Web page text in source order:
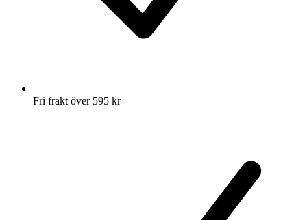
Fri frakt över 595 kr